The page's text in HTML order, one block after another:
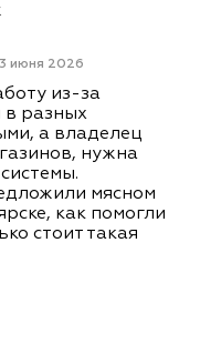
июня 2026
из-за
в разных
а владелец
нужна
мясном
как помогли
стоит такая